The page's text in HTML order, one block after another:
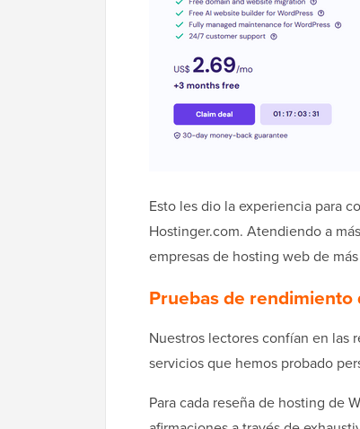
Esto les dio la experiencia para
Hostinger.com. Atendiendo a
empresas de hosting web de
Pruebas de
Nuestros lectores confían en las
servicios que hemos probado
Para cada reseña de hosting de